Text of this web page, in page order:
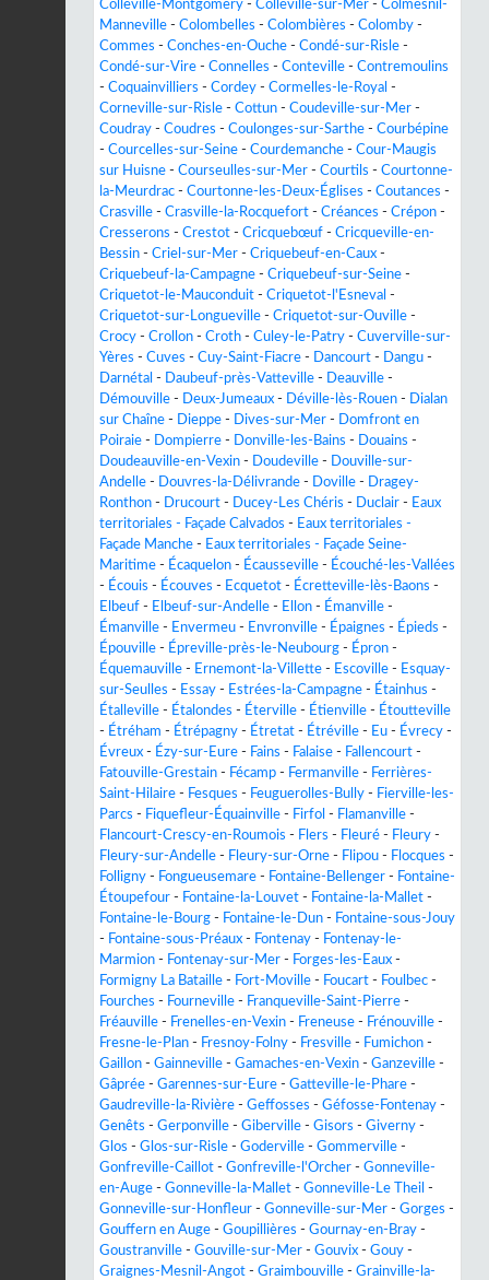
Colleville-Montgomery - Colleville-sur-Mer - Colmesnil-
Manneville - Colombelles - Colombières - Colomby -
Commes - Conches-en-Ouche - Condé-sur-Risle -
Condé-sur-Vire - Connelles - Conteville - Contremoulins
- Coquainvilliers - Cordey - Cormelles-le-Royal -
Corneville-sur-Risle - Cottun - Coudeville-sur-Mer -
Coudray - Coudres - Coulonges-sur-Sarthe - Courbépine
- Courcelles-sur-Seine - Courdemanche - Cour-Maugis
sur Huisne - Courseulles-sur-Mer - Courtils - Courtonne-
la-Meurdrac - Courtonne-les-Deux-Églises - Coutances -
Crasville - Crasville-la-Rocquefort - Créances - Crépon -
Cresserons - Crestot - Cricquebœuf - Cricqueville-en-
Bessin - Criel-sur-Mer - Criquebeuf-en-Caux -
Criquebeuf-la-Campagne - Criquebeuf-sur-Seine -
Criquetot-le-Mauconduit - Criquetot-l'Esneval -
Criquetot-sur-Longueville - Criquetot-sur-Ouville -
Crocy - Crollon - Croth - Culey-le-Patry - Cuverville-sur-
Yères - Cuves - Cuy-Saint-Fiacre - Dancourt - Dangu -
Darnétal - Daubeuf-près-Vatteville - Deauville -
Démouville - Deux-Jumeaux - Déville-lès-Rouen -
Dialan
sur Chaîne - Dieppe - Dives-sur-Mer -
Domfront en
Poiraie - Dompierre - Donville-les-Bains - Douains -
Doudeauville-en-Vexin - Doudeville -
Douville-sur-
Andelle - Douvres-la-Délivrande - Doville -
Dragey-
Ronthon - Drucourt - Ducey-Les Chéris - Duclair - Eaux
territoriales - Façade Calvados - Eaux territoriales -
Façade Manche - Eaux territoriales - Façade Seine-
Maritime - Écaquelon - Écausseville - Écouché-les-Vallées
- Écouis - Écouves - Ecquetot - Écretteville-lès-Baons -
Elbeuf - Elbeuf-sur-Andelle - Ellon - Émanville -
Émanville - Envermeu - Envronville - Épaignes - Épieds -
Épouville - Épreville-près-le-Neubourg - Épron -
Équemauville - Ernemont-la-Villette - Escoville - Esquay-
sur-Seulles - Essay - Estrées-la-Campagne - Étainhus -
Étalleville - Étalondes - Éterville - Étienville - Étoutteville
- Étréham - Étrépagny - Étretat - Étréville - Eu - Évrecy -
Évreux - Ézy-sur-Eure - Fains - Falaise - Fallencourt -
Fatouville-Grestain - Fécamp - Fermanville - Ferrières-
Saint-Hilaire - Fesques - Feuguerolles-Bully - Fierville-les-
Parcs - Fiquefleur-Équainville - Firfol - Flamanville -
Flancourt-Crescy-en-Roumois - Flers - Fleuré - Fleury -
Fleury-sur-Andelle - Fleury-sur-Orne - Flipou - Flocques -
Folligny - Fongueusemare - Fontaine-Bellenger - Fontaine-
Étoupefour - Fontaine-la-Louvet - Fontaine-la-Mallet -
Fontaine-le-Bourg - Fontaine-le-Dun - Fontaine-sous-Jouy
- Fontaine-sous-Préaux - Fontenay - Fontenay-le-
Marmion - Fontenay-sur-Mer - Forges-les-Eaux -
Formigny La Bataille - Fort-Moville - Foucart - Foulbec -
Fourches - Fourneville - Franqueville-Saint-Pierre -
Fréauville - Frenelles-en-Vexin - Freneuse - Frénouville -
Fresne-le-Plan - Fresnoy-Folny - Fresville - Fumichon -
Gaillon - Gainneville - Gamaches-en-Vexin - Ganzeville -
Gâprée - Garennes-sur-Eure - Gatteville-le-Phare -
Gaudreville-la-Rivière - Geffosses - Géfosse-Fontenay -
Genêts - Gerponville - Giberville - Gisors - Giverny -
Glos - Glos-sur-Risle - Goderville - Gommerville -
Gonfreville-Caillot - Gonfreville-l'Orcher - Gonneville-
en-Auge - Gonneville-la-Mallet - Gonneville-Le Theil -
Gonneville-sur-Honfleur - Gonneville-sur-Mer - Gorges -
Gouffern en Auge - Goupillières - Gournay-en-Bray -
Goustranville - Gouville-sur-Mer - Gouvix - Gouy -
Graignes-Mesnil-Angot - Graimbouville - Grainville-la-